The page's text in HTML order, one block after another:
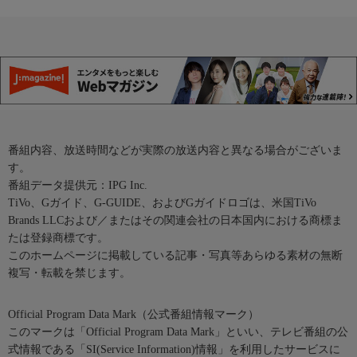
番組内容、放送時間などが実際の放送内容と異なる場合がございま
す。
番組データ提供元：IPG Inc.
TiVo、Gガイド、G-GUIDE、およびGガイドロゴは、米国TiVo
Brands LLCおよび／またはその関連会社の日本国内における商標ま
たは登録商標です。
このホームページに掲載している記事・写真等あらゆる素材の無断
複写・転載を禁じます。
Official Program Data Mark（公式番組情報マーク）
このマークは「Official Program Data Mark」といい、テレビ番組の公
式情報である「SI(Service Information)情報」を利用したサービスに